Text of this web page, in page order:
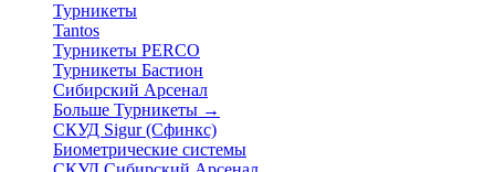
Турникеты
Tantos
Турникеты PERCO
Турникеты Бастион
Сибирский Арсенал
Больше Турникеты →
СКУД Sigur (Сфинкс)
Биометрические системы